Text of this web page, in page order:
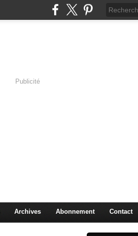
Publicité
Archives Abonnement Contact